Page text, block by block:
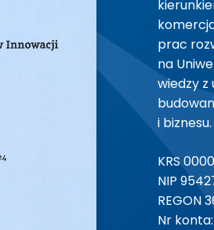
prac
na
wiedzy
i biznesu.
KRS
NIP
REGON
Nr